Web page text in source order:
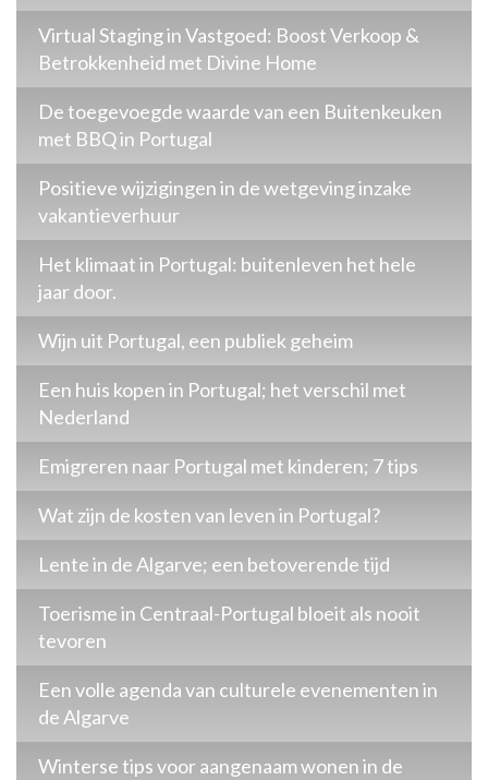
Virtual Staging in Vastgoed: Boost Verkoop &
Betrokkenheid met Divine Home
De toegevoegde waarde van een Buitenkeuken
met BBQ in Portugal
Positieve wijzigingen in de wetgeving inzake
vakantieverhuur
Het klimaat in Portugal: buitenleven het hele
jaar door.
Wijn uit Portugal, een publiek geheim
Een huis kopen in Portugal; het verschil met
Nederland
Emigreren naar Portugal met kinderen; 7 tips
Wat zijn de kosten van leven in Portugal?
Lente in de Algarve; een betoverende tijd
Toerisme in Centraal-Portugal bloeit als nooit
tevoren
Een volle agenda van culturele evenementen in
de Algarve
Winterse tips voor aangenaam wonen in de